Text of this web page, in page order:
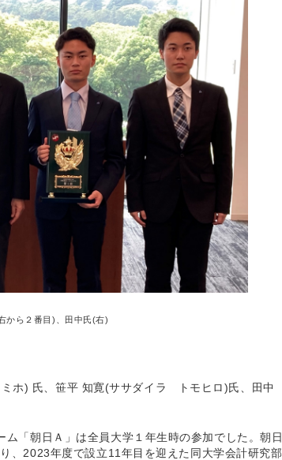
から２番目)、田中氏(右)
) 氏、笹平 知寛(ササダイラ トモヒロ)氏、田中
「朝日Ａ」は全員大学１年生時の参加でした。朝日
、2023年度で設立11年目を迎えた同大学会計研究部